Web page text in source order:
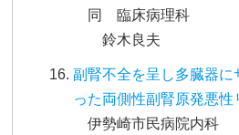
同 臨床病理科
鈴木良夫
副腎不全を呈し多臓器に
った両側性副腎原発悪性
伊勢崎市民病院内科